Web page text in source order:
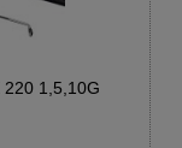
220 1,5,10G